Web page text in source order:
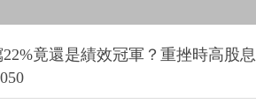
竟還是績效冠軍？重挫時高股息